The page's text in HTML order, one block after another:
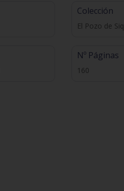
Colección
El Pozo de
Nº Páginas
160